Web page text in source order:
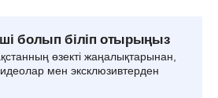
болып біліп отырыңыз
өзекті жаңалықтарынан,
мен эксклюзивтерден